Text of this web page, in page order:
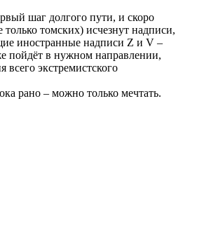
шаг долгого пути, и скоро
томских) исчезнут надписи,
иностранные надписи Z и V –
пойдёт в нужном направлении,
всего экстремистского
рано – можно только мечтать.